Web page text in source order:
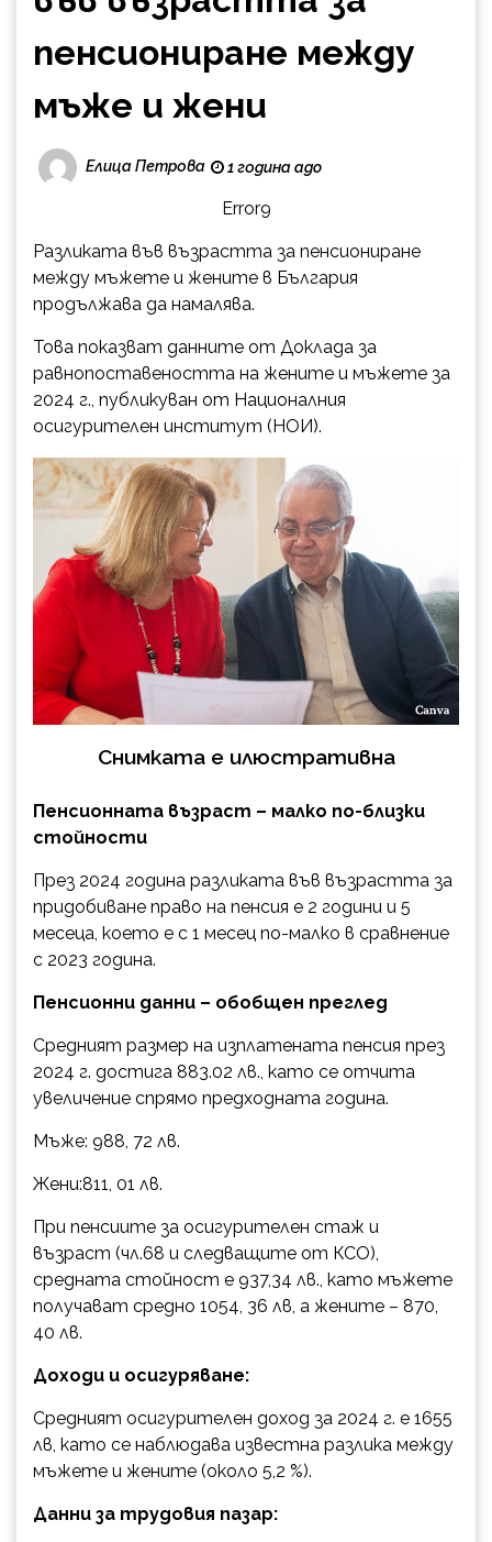
пенсиониране между
мъже и жени
Елица Петрова 1 година ago
Error9
Разликата във възрастта за пенсиониране
между мъжете и жените в България
продължава да намалява.
Това показват данните от Доклада за
равнопоставеността на жените и мъжете за
2024 г., публикуван от Националния
осигурителен институт (НОИ).
Снимката е илюстративна
Пенсионната възраст – малко по-близки
стойности
През 2024 година разликата във възрастта за
придобиване право на пенсия е 2 години и 5
месеца, което е с 1 месец по-малко в сравнение
с 2023 година.
Пенсионни данни – обобщен преглед
Средният размер на изплатената пенсия през
2024 г. достига 883.02 лв., като се отчита
увеличение спрямо предходната година.
Мъже: 988, 72 лв.
Жени:811, 01 лв.
При пенсиите за осигурителен стаж и
възраст (чл.68 и следващите от КСО),
средната стойност е 937,34 лв., като мъжете
получават средно 1054, 36 лв, а жените – 870,
40 лв.
Доходи и осигуряване:
Средният осигурителен доход за 2024 г. е 1655
лв, като се наблюдава известна разлика между
мъжете и жените (около 5,2 %).
Данни за трудовия пазар: